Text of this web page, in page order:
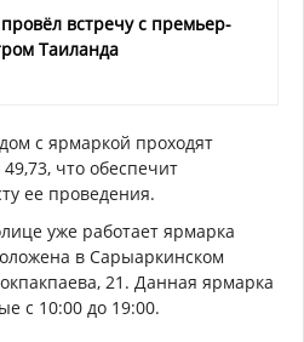
встречу с премьер-
Таиланда
с ярмаркой проходят
что обеспечит
ее проведения.
уже работает ярмарка
в Сарыаркинском
21. Данная ярмарка
с 10:00 до 19:00.